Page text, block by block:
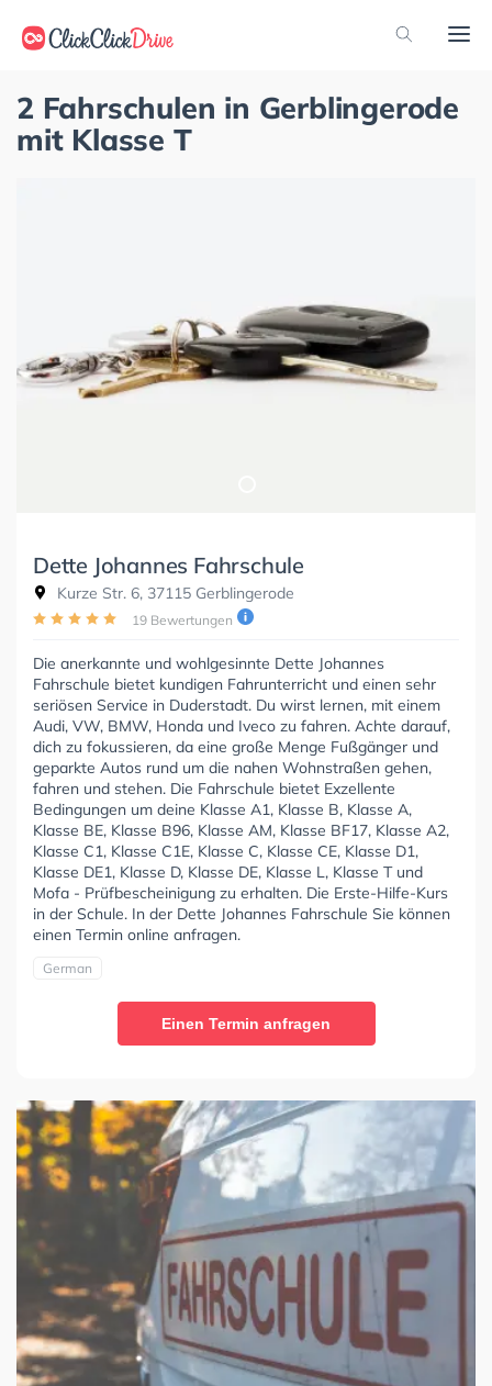
2 Fahrschulen in Gerblingerode
mit Klasse T
Dette Johannes Fahrschule
Kurze Str. 6, 37115 Gerblingerode
19 Bewertungen
Die anerkannte und wohlgesinnte Dette Johannes
Fahrschule bietet kundigen Fahrunterricht und einen sehr
seriösen Service in Duderstadt. Du wirst lernen, mit einem
Audi, VW, BMW, Honda und Iveco zu fahren. Achte darauf,
dich zu fokussieren, da eine große Menge Fußgänger und
geparkte Autos rund um die nahen Wohnstraßen gehen,
fahren und stehen. Die Fahrschule bietet Exzellente
Bedingungen um deine Klasse A1, Klasse B, Klasse A,
Klasse BE, Klasse B96, Klasse AM, Klasse BF17, Klasse A2,
Klasse C1, Klasse C1E, Klasse C, Klasse CE, Klasse D1,
Klasse DE1, Klasse D, Klasse DE, Klasse L, Klasse T und
Mofa - Prüfbescheinigung zu erhalten. Die Erste-Hilfe-Kurs
in der Schule. In der Dette Johannes Fahrschule Sie können
einen Termin online anfragen.
German
Einen Termin anfragen